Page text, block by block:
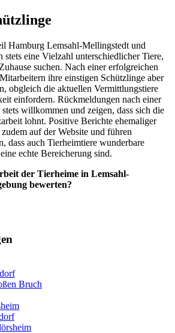
Hamburg Lemsahl-Mellingstedt und
stets eine Vielzahl unterschiedlicher Tiere,
suchen. Nach einer erfolgreichen
ihre einstigen Schützlinge aber
obgleich die aktuellen Vermittlungstiere
einfordern. Rückmeldungen nach einer
willkommen und zeigen, dass sich die
lohnt. Positive Berichte ehemaliger
auf der Website und führen
dass auch Tierheimtiere wunderbare
echte Bereicherung sind.
der Tierheime in Lemsahl-
bewerten?
Bruch